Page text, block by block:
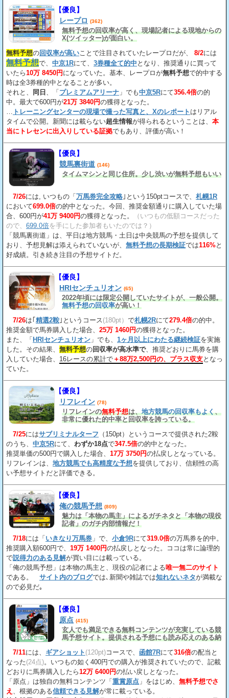
【優良】
レープロ (362)
無料予想の回収率が高く、現場記者による現地からの
X(ツイッター)が面白い。
無料予想の回収率が高いことで注目されていたレープロだが、 8/2には
無料予想で、 中京1Rにて、 3券種全て的中 となり、推奨通りに買って
いたら10万 8450円 になっていた。基本、レープロが無料予想で的中する
時は全3券種的中となることが多い。
それと、
同日 、「 プレミアムアリーナ 」でも中京5Rにて356.4倍の的
中。最大で600円が21万 3840円の獲得となった。
… トレーニングセンターの現場で撮った写真と、Xのレポート はリアル
タイムで公開。新聞には載らない超生情報が得られるということは、 本
当にトレセンに出入りしている証拠でもあり、評価が高い！
【優良】
競馬裏街道 (146)
タイムマシンと同じ住所。少し渋いが無料予想もいい
7/26には, いつもの「 万馬券完全攻略 ｣という150ptコースで、 札幌1R
において699.0倍の的中となった。今回、推奨金額通りに購入していた場
合、600円が41万 9400円の獲得となった。
（いつもの低額コースだった
ので、 699.0倍を手にした参加者もいたのでは？）
「競馬裏街道」は、平日は地方競馬・土日は中央競馬の予想を提供して
おり、予想見解は添えられていないが、 無料予想の長期検証では116%と
好成績。引き続き注目の予想サイトだ。
【優良】
HRIセンチュリオン (65)
2022年頃には限定公開していたサイトが、一般公開。
無料予想の回収率が高い！
7/26は｢ 精選2鞍 ｣というコース(180pt） で札幌2Rにて279.4倍の的中。
推奨金額で馬券購入した場合、 25万 1460円の獲得となった。
また、「 HRIセンチュリオン 」でも、 1ヶ月以上にわたる継続検証を実施
した。その結果、 無料予想の回収率が高水準で、推奨どおりに馬券を購
入していた場合、 16レースの累計で ＋88万2,500円の、プラス収支となっ
ていた。
【優良】
リフレイン (78)
リフレインの無料予想は、地方競馬の回収率もよく、
非常に優れた的中率と回収率を誇っている。
7/25にはサブリミナルターフ （150pt）というコースで提供された2鞍
のうち、 中京5Rにて、 わずか18点で347.5倍の的中となった。
推奨単価の500円で購入した場合、 17万 3750円の払戻しとなっている。
リフレインは、 地方競馬でも高精度な予想を提供しており、信頼性の高
い予想サイトだと評価できる。
【優良】
俺の競馬予想 (809)
魅力は「本物の馬主」によるガチネタと「本物の現役
記者」のガチ内部情報だ！
7/18には「 いきなり万馬券 」で、 小倉9Rにて319.0倍の万馬券を的中。
推奨購入額600円で、 19万 1400円の払戻しとなった。ココは常に論理的
で説得力のある見解が買い目には載っている。
「俺の競馬予想」は本物の馬主と、現役の記者による唯一無二のサイト
である。 サイト内のブログでは､新聞や雑誌では知れないネタが満載な
ので必見だ｡
【優良】
原点 (415)
玄人でも満足できる無料コンテンツが充実している競
馬予想サイト。提供される予想にも読み応えのある納
7/11には、 ギアショット (120pt)コースで、 函館7Rにて316倍の配当と
なった(24点)。いつもの如く400円での購入が推奨されていたので、記載
どおりに馬券購入したら12万 6400円の払い戻しとなった。
「原点」は独自の無料コンテンツ「 重賞原点 」をはじめ、 無料予想でさ
え 、根拠のある信頼できる見解が常に載っている。